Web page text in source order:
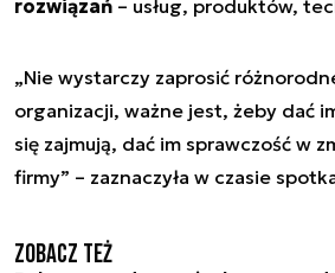
rozwiązań – usług, produktów,
„Nie wystarczy zaprosić
organizacji, ważne jest, żeby dać
się zajmują, dać im sprawczość w
firmy” – zaznaczyła w czasie
Zobacz też